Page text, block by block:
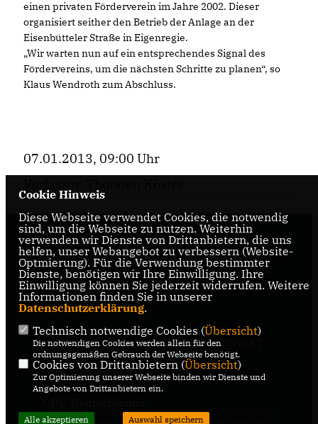
einen privaten Förderverein im Jahre 2002. Dieser
organisiert seither den Betrieb der Anlage an der
Eisenbütteler Straße in Eigenregie.
Wir warten nun auf ein entsprechendes Signal des
Fördervereins, um die nächsten Schritte zu planen“, so
Klaus Wendroth zum Abschluss.
07.01.2013, 09:00 Uhr
Internetseite der CDU-Fraktion im Rat der Stadt
Braunschweig, mit aktuellen Informationen rund
um die Kommunalpolitik in der zweitgrößten Stadt
Niedersachsens.
IMPRESSUM DATENSCHUTZ KONTAKT
CDU Niedersachsen
Cookie Hinweis
Diese Webseite verwendet Cookies, die notwendig
sind, um die Webseite zu nutzen. Weiterhin
verwenden wir Dienste von Drittanbietern, die uns
helfen, unser Webangebot zu verbessern (Website-
Optmierung). Für die Verwendung bestimmter
Dienste, benötigen wir Ihre Einwilligung. Ihre
Einwilligung können Sie jederzeit widerrufen. Weitere
Informationen finden Sie in unserer
Datenschutzerklärung.
Technisch notwendige Cookies (Übersicht)
Die notwendigen Cookies werden allein für den
ordnungsgemäßen Gebrauch der Webseite benötigt.
Cookies von Drittanbietern (Übersicht)
Zur Optimierung unserer Webseite binden wir Dienste und
Angebote von Drittanbietern ein.
Alle akzeptieren Auswahl speichern